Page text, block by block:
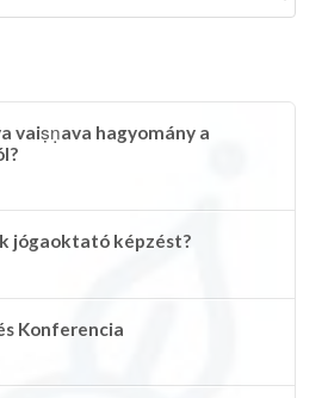
vaiṣṇava hagyomány a
jógaoktató képzést?
Konferencia